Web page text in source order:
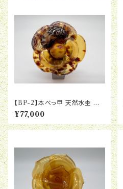
【BP-2】本べっ甲 天然水杢 上
茨布 次分け カメリア ブローチ
ペンダント
¥77,000